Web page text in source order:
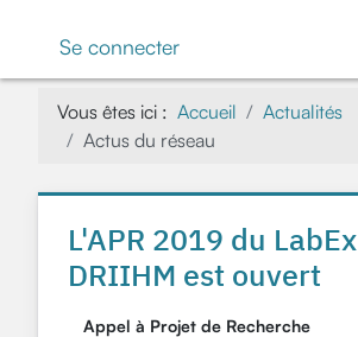
Se connecter
Vous êtes ici : Accueil
Actualités
Actus du réseau
L'APR 2019 du LabEx
DRIIHM est ouvert
Appel à Projet de Recherche